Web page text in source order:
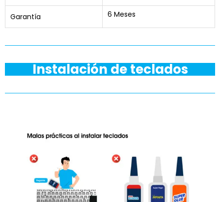
Garantía 6 Meses
Instalación de teclados